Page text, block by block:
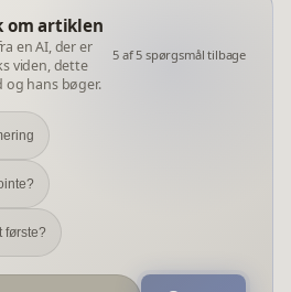
om artiklen
en AI, der er
viden, dette
og hans bøger.
5 af5 spørgsmål tilbage
første?